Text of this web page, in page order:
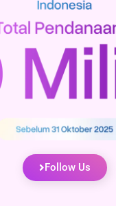
Follow Us